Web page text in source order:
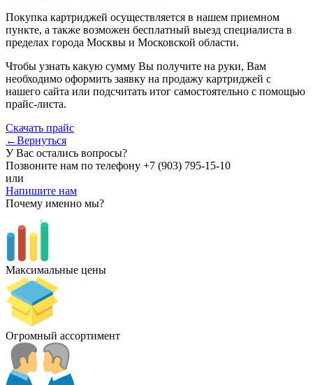
Покупка картриджей осуществляется в нашем приемном
пункте, а также возможен бесплатный выезд специалиста в
пределах города Москвы и Московской области.
Чтобы узнать какую сумму Вы получите на руки, Вам
необходимо оформить заявку на продажу картриджей с
нашего сайта или подсчитать итог самостоятельно с помощью
прайс-листа.
Скачать прайс
←Вернуться
У Вас остались вопросы?
Позвоните нам по телефону +7 (903) 795-15-10
или
Напишите нам
Почему именно мы?
Максимальные цены
Огромный ассортимент